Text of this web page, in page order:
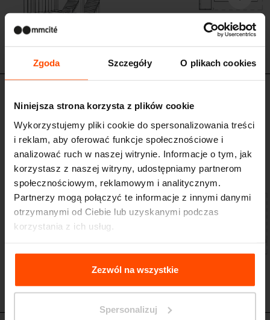
Zgoda Szczegóły O plikach cookies
Niniejsza strona korzysta z plików cookie
Wykorzystujemy pliki cookie do spersonalizowania treści
i reklam, aby oferować funkcje społecznościowe i
analizować ruch w naszej witrynie. Informacje o tym, jak
korzystasz z naszej witryny, udostępniamy partnerom
społecznościowym, reklamowym i analitycznym.
Partnerzy mogą połączyć te informacje z innymi danymi
otrzymanymi od Ciebie lub uzyskanymi podczas
korzystania z ich usług.
Więcej informacji można znaleźć na stroniePrinciples
Relating to the Processing Personal Data
Zezwól na wszystkie
Spersonalizuj
Altana
Konstrukcja stalowa pokryta lakierem proszkowym, ściana i dach
wykonane z drewnianych desek, mozliwość kotwienia pod lub na
nawierzchni. W skład zestawu wchodzą dwa leżaki Rivage opcjonalnie ze
stolikiem i portem do ładowania USB.